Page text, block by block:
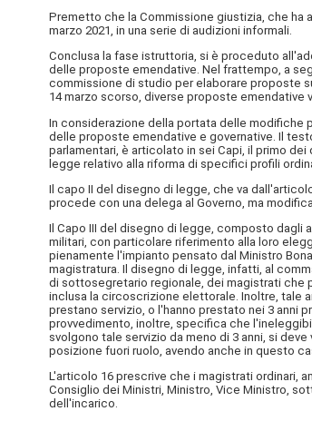
Premetto che la Commissione giustizia, che ha
marzo 2021, in una serie di audizioni informali.
Conclusa la fase istruttoria, si è proceduto
delle proposte emendative. Nel frattempo, a
commissione di studio per elaborare proposte
14 marzo scorso, diverse proposte
In considerazione della portata delle modifiche
delle proposte emendative e governative. Il
parlamentari, è articolato in sei Capi, il primo
legge relativo alla riforma di specifici profili
Il capo II del disegno di legge, che va
procede con una delega al Governo, ma
Il Capo III del disegno di legge, composto dagli
militari, con particolare riferimento alla loro
pienamente l'impianto pensato dal Ministro
magistratura. Il disegno di legge, infatti, al
di sottosegretario regionale, dei magistrati che
inclusa la circoscrizione elettorale. Inoltre, tale
prestano servizio, o l'hanno prestato nei 3 anni
provvedimento, inoltre, specifica che
svolgono tale servizio da meno di 3 anni, si
posizione fuori ruolo, avendo anche in questo
L'articolo 16 prescrive che i magistrati ordinari,
Consiglio dei Ministri, Ministro, Vice Ministro,
dell'incarico.